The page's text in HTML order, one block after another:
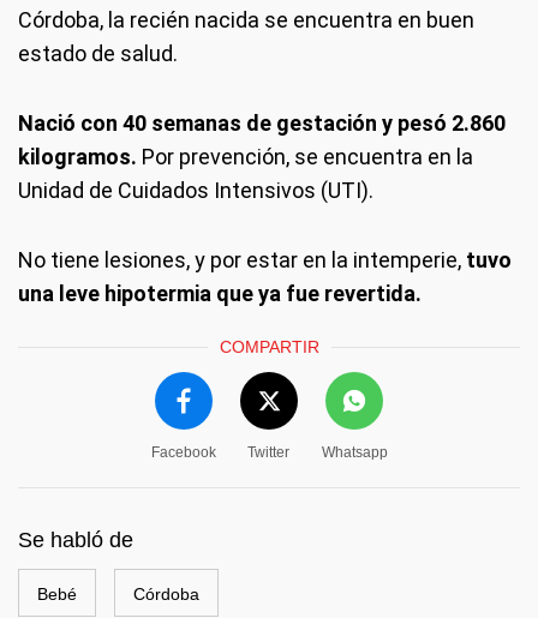
Córdoba, la recién nacida se encuentra en buen
estado de salud.
Nació con 40 semanas de gestación y pesó 2.860
kilogramos. Por prevención, se encuentra en la
Unidad de Cuidados Intensivos (UTI).
No tiene lesiones, y por estar en la intemperie, tuvo
una leve hipotermia que ya fue revertida.
COMPARTIR
Facebook Twitter Whatsapp
Se habló de
Bebé Córdoba